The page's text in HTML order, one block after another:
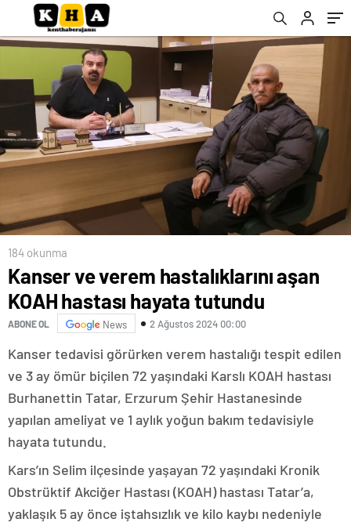
184 okunma
Kanser ve verem hastalıklarını aşan
KOAH hastası hayata tutundu
ABONE OL News 2 Ağustos 2024 00:00
Kanser tedavisi görürken verem hastalığı tespit edilen
ve 3 ay ömür biçilen 72 yaşındaki Karslı KOAH hastası
Burhanettin Tatar, Erzurum Şehir Hastanesinde
yapılan ameliyat ve 1 aylık yoğun bakım tedavisiyle
hayata tutundu.
Kars’ın Selim ilçesinde yaşayan 72 yaşındaki Kronik
Obstrüktif Akciğer Hastası (KOAH) hastası Tatar’a,
yaklaşık 5 ay önce iştahsızlık ve kilo kaybı nedeniyle